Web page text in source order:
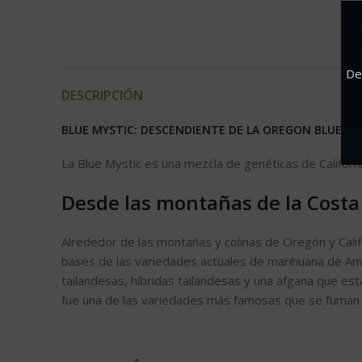
DESCRIPCIÓN
BLUE MYSTIC: DESCENDIENTE DE LA OREGON
La Blue Mystic es una mezcla de genéticas de
Desde las montañas de la
Alrededor de las montañas y colinas de Oregón y
bases de las variedades actuales de marihuana de
tailandesas, híbridas tailandesas y una afgana que
fue una de las variedades más famosas que se